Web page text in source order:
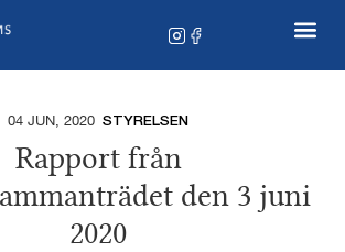
04 JUN, 2020 STYRELSEN
Rapport från
den 3 juni
2020